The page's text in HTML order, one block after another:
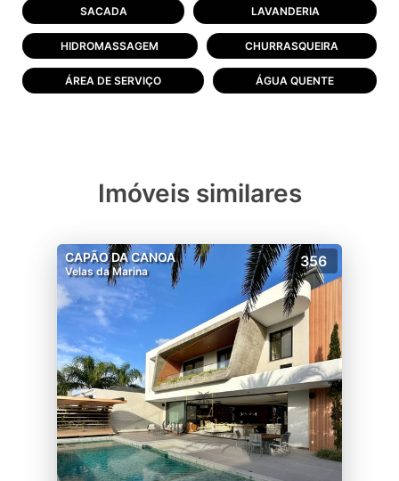
SACADA LAVANDERIA
HIDROMASSAGEM CHURRASQUEIRA
ÁREA DE SERVIÇO ÁGUA QUENTE
Imóveis similares
CAPÃO DA CANOA
Velas da Marina
356